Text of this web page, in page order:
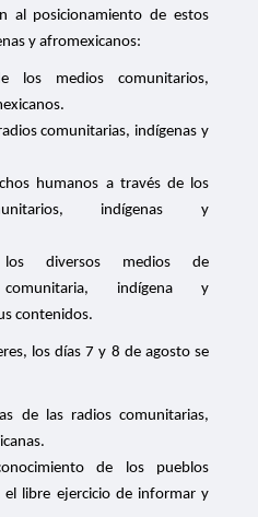
al posicionamiento de estos
y afromexicanos:
los medios comunitarios,
comunitarias, indígenas y
humanos a través de los
indígenas y
diversos medios de
comunitaria, indígena y
contenidos.
los días 7 y 8 de agosto se
de las radios comunitarias,
de los pueblos
el libre ejercicio de informar y